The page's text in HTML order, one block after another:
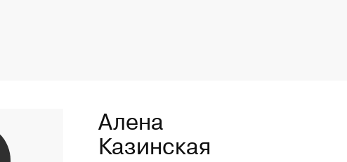
Алена КазинскаяАлена
Казинская